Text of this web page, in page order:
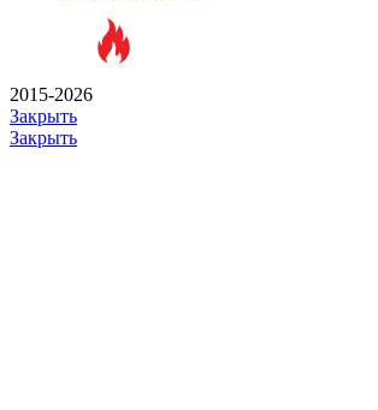
2015-2026
Закрыть
Закрыть